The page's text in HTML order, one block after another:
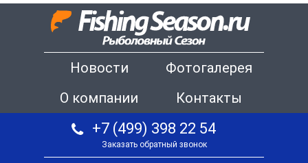
Новости
Фотогалерея
О компании
Контакты
+7 (499) 398 22 54
Заказать обратный звонок